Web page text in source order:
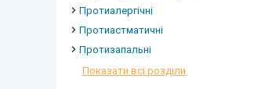
Протиалергічні
Протиастматичні
Протизапальні
Показати всі розділи